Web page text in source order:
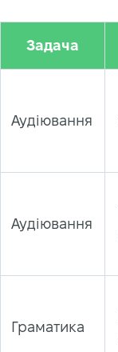
Задача
Аудіювання
Аудіювання
Граматика